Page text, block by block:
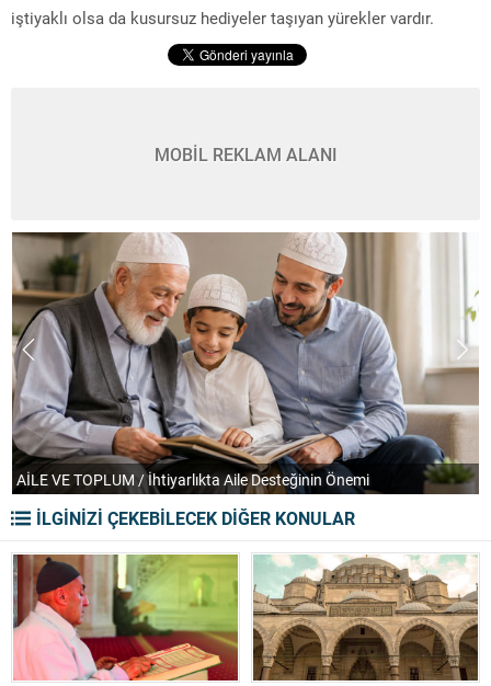
iştiyaklı olsa da kusursuz hediyeler taşıyan yürekler vardır.
MOBİL REKLAM ALANI
AİLE VE TOPLUM / İhtiyarlıkta Aile Desteğinin Önemi
İLGİNİZİ ÇEKEBİLECEK DİĞER KONULAR